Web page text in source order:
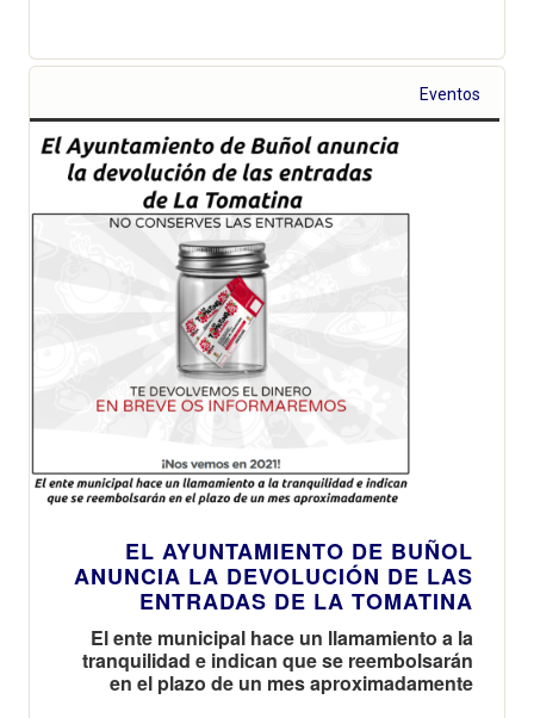
Eventos
EL AYUNTAMIENTO DE BUÑOL
ANUNCIA LA DEVOLUCIÓN DE LAS
ENTRADAS DE LA TOMATINA
El ente municipal hace un llamamiento a la
tranquilidad e indican que se reembolsarán
en el plazo de un mes aproximadamente